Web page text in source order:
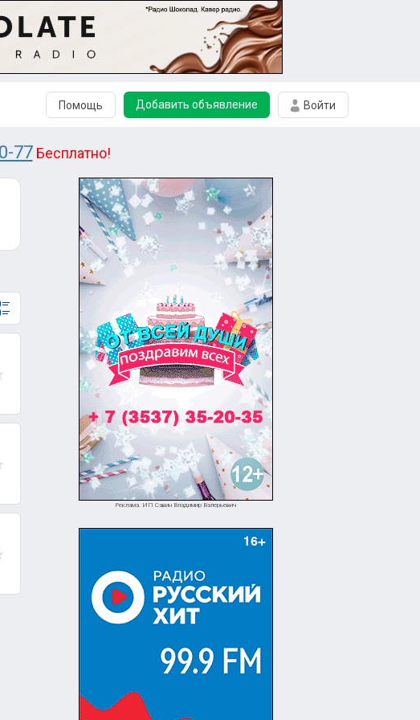
Помощь Добавить объявление Войти
77Бесплатно!
Реклама. ИП Савин Владимир Валерьевич